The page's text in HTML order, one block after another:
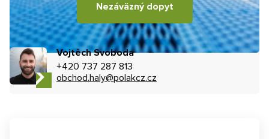
Nezáväzný dopyt
Vojtěch Svoboda
+420 737 287 813
obchod.haly@polakcz.cz